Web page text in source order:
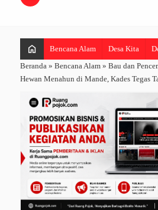
home Bencana Alam Desa Kita
Beranda » Bencana Alam » Bau dan
Hewan Menahun di Mande, Kades Tegas